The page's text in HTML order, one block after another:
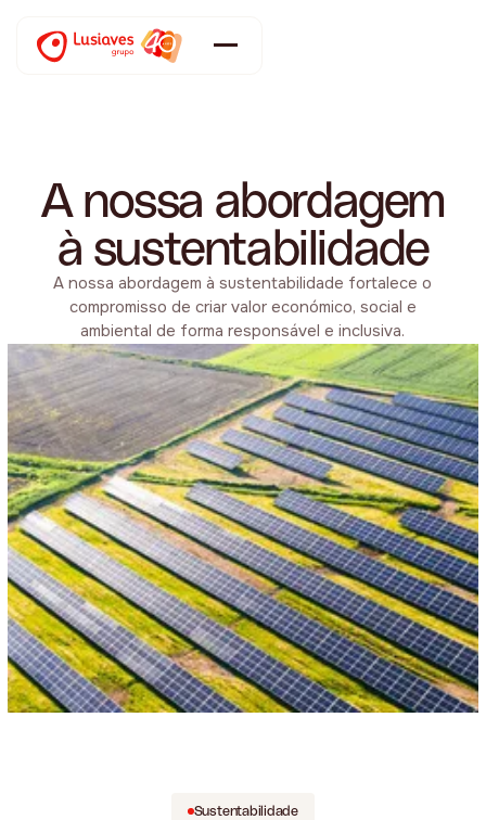
A nossa abordagem
à sustentabilidade
A nossa abordagem à sustentabilidade fortalece o
compromisso de criar valor económico, social e
ambiental de forma responsável e inclusiva.
Sustentabilidade